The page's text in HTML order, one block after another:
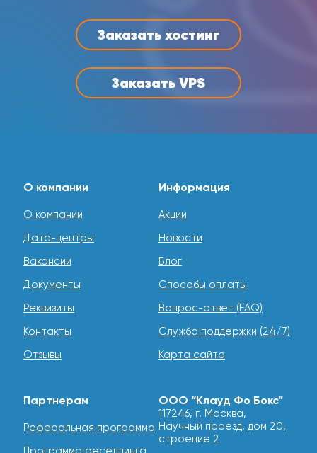
Заказать хостинг
Заказать VPS
О компании
О компании
Дата-центры
Вакансии
Документы
Реквизиты
Контакты
Отзывы
Информация
Акции
Новости
Блог
Способы оплаты
Вопрос-ответ (FAQ)
Служба поддержки (24/7)
Карта сайта
Партнерам
Реферальная программа
ООО “Клауд Фо Бокс”
117246, г. Москва,
Научный проезд, дом 20,
строение 2